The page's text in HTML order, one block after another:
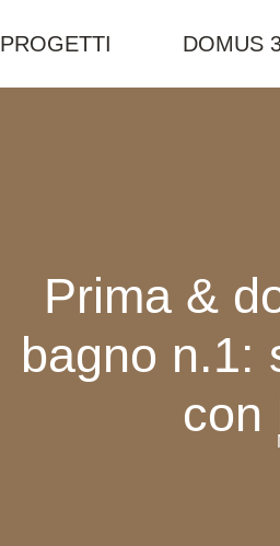
PROGETTI DOMUS
Prima &
bagno n.1:
con